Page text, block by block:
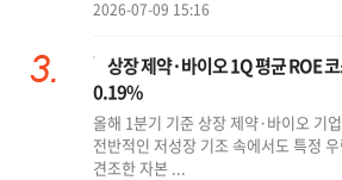
2026-07-09 15:16
상장 제약·바이오 1Q 평균 ROE
0.19%
올해 1분기 기준 상장 제약·바이오 기
전반적인 저성장 기조 속에서도 특정
견조한 자본 ...